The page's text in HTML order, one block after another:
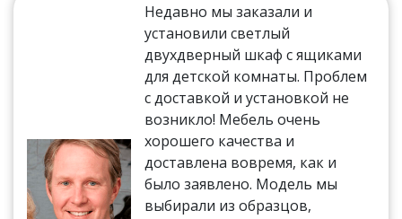
Недавно мы заказали и
установили светлый
двухдверный шкаф с ящиками
для детской комнаты. Проблем
с доставкой и установкой не
возникло! Мебель очень
хорошего качества и
доставлена вовремя, как и
было заявлено. Модель мы
выбирали из образцов,